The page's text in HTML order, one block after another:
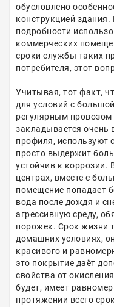
обусловлено
конструкцией
подробности
коммерческих
сроки службы таких
потребителя, этот
Учитывая, тот факт,
для условий с
регулярным провозом
закладывается очень
профиля, используют
просто выдержит
устойчив к коррозии.
центрах, вместе с
помещение попадает
вода после дождя и
агрессивную среду,
порожек. Срок жизни
домашних условиях,
красивого и
это покрытие даёт
свойства от
будет, имеет
протяжении всего